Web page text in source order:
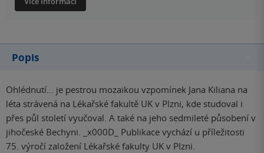
Popis
Ohlédnutí… je pestrou mozaikou vzpomínek Jana Kiliana na
léta strávená na Lékařské fakultě UK v Plzni, kde studoval i
přes půl století vyučoval. A také na jeho sedmileté působení v
jihočeské Bechyni. _x000D_ Publikace vychází u příležitosti
75. výročí založení Lékařské fakulty UK v Plzni.